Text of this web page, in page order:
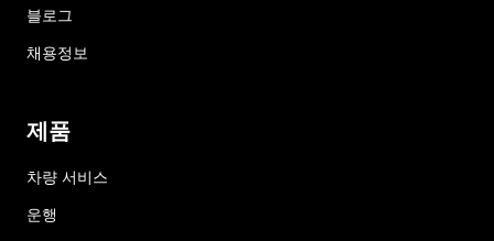
블로그
채용정보
제품
차량 서비스
운행